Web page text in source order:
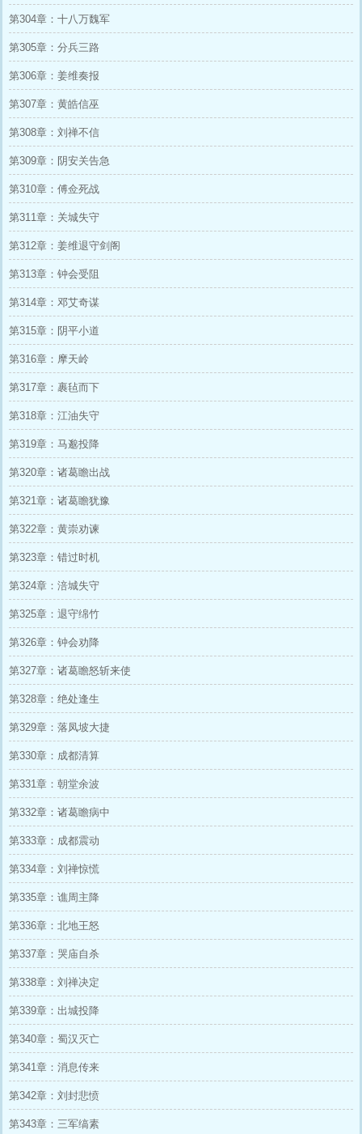
第304章：十八万魏军
第305章：分兵三路
第306章：姜维奏报
第307章：黄皓信巫
第308章：刘禅不信
第309章：阴安关告急
第310章：傅佥死战
第311章：关城失守
第312章：姜维退守剑阁
第313章：钟会受阻
第314章：邓艾奇谋
第315章：阴平小道
第316章：摩天岭
第317章：裹毡而下
第318章：江油失守
第319章：马邈投降
第320章：诸葛瞻出战
第321章：诸葛瞻犹豫
第322章：黄崇劝谏
第323章：错过时机
第324章：涪城失守
第325章：退守绵竹
第326章：钟会劝降
第327章：诸葛瞻怒斩来使
第328章：绝处逢生
第329章：落凤坡大捷
第330章：成都清算
第331章：朝堂余波
第332章：诸葛瞻病中
第333章：成都震动
第334章：刘禅惊慌
第335章：谯周主降
第336章：北地王怒
第337章：哭庙自杀
第338章：刘禅决定
第339章：出城投降
第340章：蜀汉灭亡
第341章：消息传来
第342章：刘封悲愤
第343章：三军缟素